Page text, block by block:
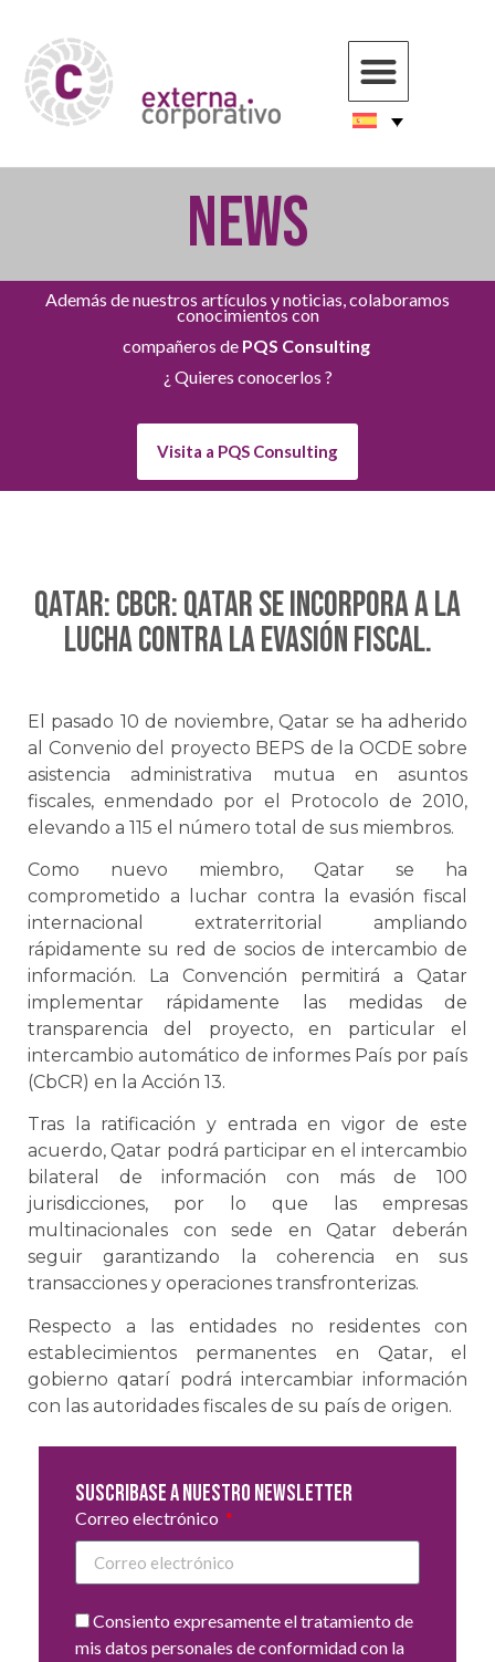
NEWS
Además de nuestros artículos y noticias, colaboramos
conocimientos con
compañeros de PQS Consulting
¿ Quieres conocerlos ?
Visita a PQS Consulting
QATAR: CbCR: Qatar se incorpora a la
lucha contra la evasión fiscal.
El pasado 10 de noviembre, Qatar se ha adherido
al Convenio del proyecto BEPS de la OCDE sobre
asistencia administrativa mutua en asuntos
fiscales, enmendado por el Protocolo de 2010,
elevando a 115 el número total de sus miembros.
Como nuevo miembro, Qatar se ha
comprometido a luchar contra la evasión fiscal
internacional extraterritorial ampliando
rápidamente su red de socios de intercambio de
información. La Convención permitirá a Qatar
implementar rápidamente las medidas de
transparencia del proyecto, en particular el
intercambio automático de informes País por país
(CbCR) en la Acción 13.
Tras la ratificación y entrada en vigor de este
acuerdo, Qatar podrá participar en el intercambio
bilateral de información con más de 100
jurisdicciones, por lo que las empresas
multinacionales con sede en Qatar deberán
seguir garantizando la coherencia en sus
transacciones y operaciones transfronterizas.
Respecto a las entidades no residentes con
establecimientos permanentes en Qatar, el
gobierno qatarí podrá intercambiar información
con las autoridades fiscales de su país de origen.
Suscribase a nuestro newsletter
Correo electrónico
Consiento expresamente el tratamiento de
mis datos personales de conformidad con la